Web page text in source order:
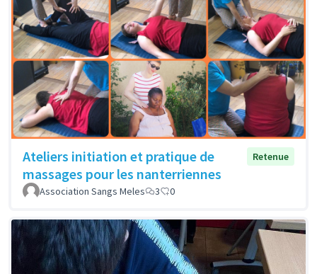
Ateliers initiation et pratique de
massages pour les nanterriennes
Retenue
Association Sangs Meles 3 0